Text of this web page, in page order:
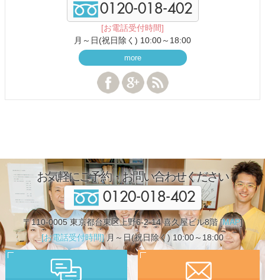
0120-018-402
[お電話受付時間]
月～日(祝日除く) 10:00～18:00
more
お気軽にご予約・お問い合わせください
0120-018-402
〒110-0005 東京都台東区上野6-2-14 喜久屋ビル8階 [MAP]
[お電話受付時間]月～日(祝日除く) 10:00～18:00